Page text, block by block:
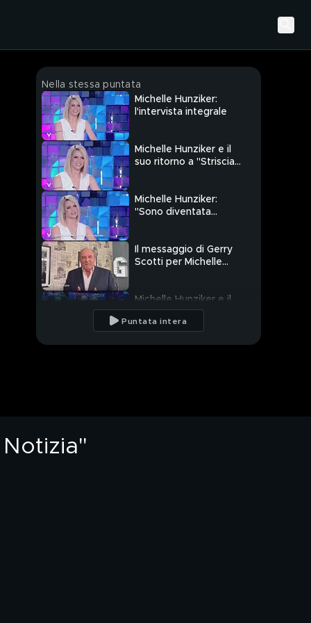
Nella stessa puntata
Michelle Hunziker:
l'intervista integrale
Michelle Hunziker e il
suo ritorno a "Striscia
Michelle Hunziker:
"Sono diventata
Il messaggio di Gerry
Scotti per Michelle
Michelle Hunziker e il
rapporto con Gerry
Scotti
PROSSIMO VIDEO
Puntata intera
Notizia"